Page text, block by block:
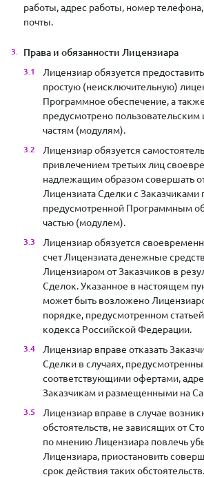
работы, адрес работы, номер
почты.
Права и обязанности Лицензиара
Лицензиар обязуется
простую (неисключительную)
Программное обеспечение, а
предусмотрено
частям (модулям).
Лицензиар обязуется
привлечением третьих лиц
надлежащим образом совершать
Лицензиата Сделки с
предусмотренной Программным
частью (модулем).
Лицензиар обязуется
счет Лицензиата денежные
Лицензиаром от Заказчиков в
Сделок. Указанное в настоящем
может быть возложено
порядке, предусмотренном
кодекса Российской Федерации.
Лицензиар вправе отказать
Сделки в случаях,
соответствующими офертами,
Заказчикам и размещенными на
Лицензиар вправе в случае
обстоятельств, не зависящих от
по мнению Лицензиара повлечь
Лицензиара, приостановить
срок действия таких обстоятельств.